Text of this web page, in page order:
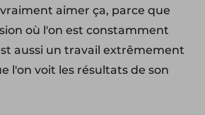
aimer ça, parce que
où l'on est constamment
aussi un travail extrêmement
l'on voit les résultats de son